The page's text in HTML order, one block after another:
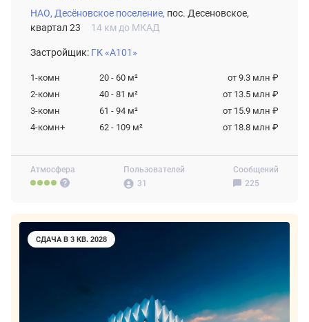
Атмосфера
Пользователей
31
Сообщений
225
НАО, Десёновское поселение, пос. Десеновское,
квартал 23
14 км до МКАД
Застройщик: ГК «А101»
1-комн 20 - 60 м²
от 9.3 млн ₽
2-комн
40 - 81 м²
от 13.5 млн ₽
3-комн
61 - 94 м²
от 15.9 млн ₽
4-комн+
62 - 109 м² от 18.8 млн ₽
СДАЧА В 3 КВ. 2028